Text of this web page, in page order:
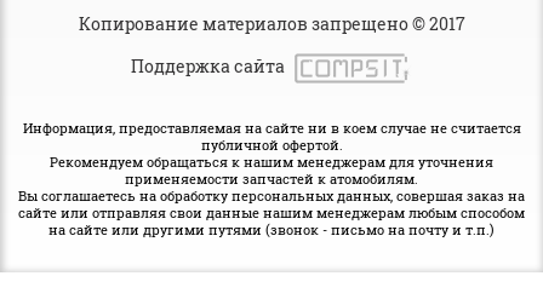
Копирование материалов запрещено © 2017
Поддержка сайта
Информация, предоставляемая на сайте ни в коем случае не считается
публичной офертой.
Рекомендуем обращаться к нашим менеджерам для уточнения
применяемости запчастей к атомобилям.
Вы соглашаетесь на обработку персональных данных, совершая заказ на
сайте или отправляя свои данные нашим менеджерам любым способом
на сайте или другими путями (звонок - письмо на почту и т.п.)